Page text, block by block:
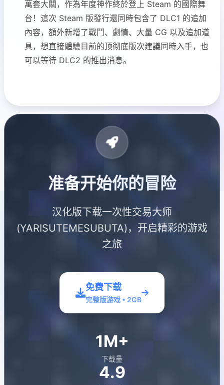
萬套大關，作為年度神作終於登上 Steam 的國際舞
台！這次 Steam 版發行還同時包含了 DLC1 的追加
內容，額外新增了戰鬥、劇情、大量 CG 以及追加道
具，想直接體驗目前的顶彻底版次建議同時入手，也
可以等待 DLC2 的推出消息。
准备开始你的冒险
汉化版下载一次性交易大师
(YARISUTEMESUBUTA)，开启精彩的游戏
之旅
免费下载
完整版游戏 • 2GB
1M+
下载量
4.9